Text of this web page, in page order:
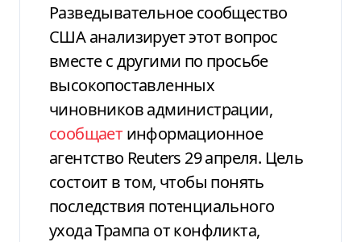
Разведывательное сообщество
США анализирует этот вопрос
вместе с другими по просьбе
высокопоставленных
чиновников администрации,
сообщает информационное
агентство Reuters 29 апреля. Цель
состоит в том, чтобы понять
последствия потенциального
ухода Трампа от конфликта,